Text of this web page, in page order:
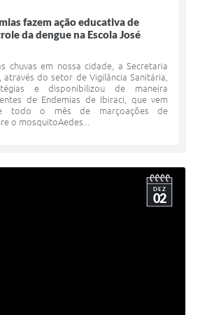
fazem ação educativa de
da dengue na Escola José
chuvas em nossa cidade, a Secretaria
através do setor de Vigilância Sanitária,
e disponibilizou de maneira
de Endemias de Ibiraci, que vem
todo o mês de marçoações de
o mosquitoAedes...
DEZ
02